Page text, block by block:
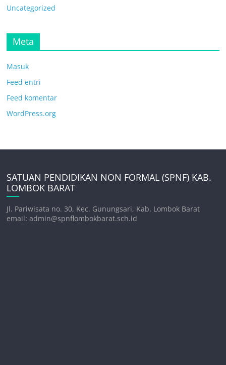
Uncategorized
Meta
Masuk
Feed entri
Feed komentar
WordPress.org
SATUAN PENDIDIKAN NON FORMAL (SPNF) KAB.
LOMBOK BARAT
Jl. Pariwisata no. 30, Kec. Gunungsari, Kab. Lombok Barat
email: admin@spnflombokbarat.sch.id